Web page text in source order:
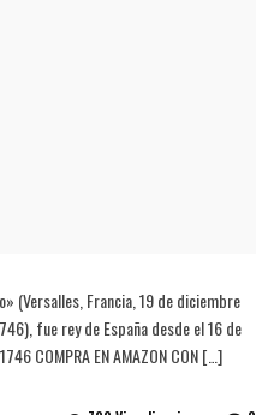
(Versalles, Francia, 19 de diciembre
fue rey de España desde el 16 de
COMPRA EN AMAZON CON […]